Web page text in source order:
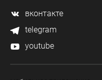
вконтакте
telegram
youtube